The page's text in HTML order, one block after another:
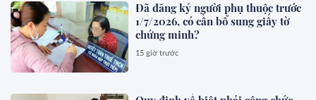
Đã đăng ký người phụ thuộc trước
1/7/2026, có cần bổ sung giấy tờ
chứng minh?
15 giờ trước